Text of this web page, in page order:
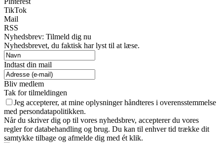
TikTok
Mail
RSS
Nyhedsbrev: Tilmeld dig nu
Nyhedsbrevet, du faktisk har lyst til at læse.
Indtast din mail
Bliv medlem
Tak for tilmeldingen
Jeg accepterer, at mine oplysninger håndteres i overensstemmelse
med persondatapolitikken.
Når du skriver dig op til vores nyhedsbrev, accepterer du vores
regler for databehandling og brug. Du kan til enhver tid trække dit
samtykke tilbage og afmelde dig med ét klik.